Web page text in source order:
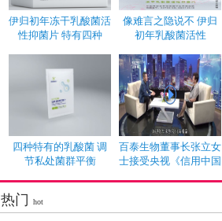
伊归初年冻干乳酸菌活
性抑菌片 特有四种
像难言之隐说不 伊归
初年乳酸菌活性
四种特有的乳酸菌 调
节私处菌群平衡
百泰生物董事长张立女
士接受央视《信用中国
热门 hot